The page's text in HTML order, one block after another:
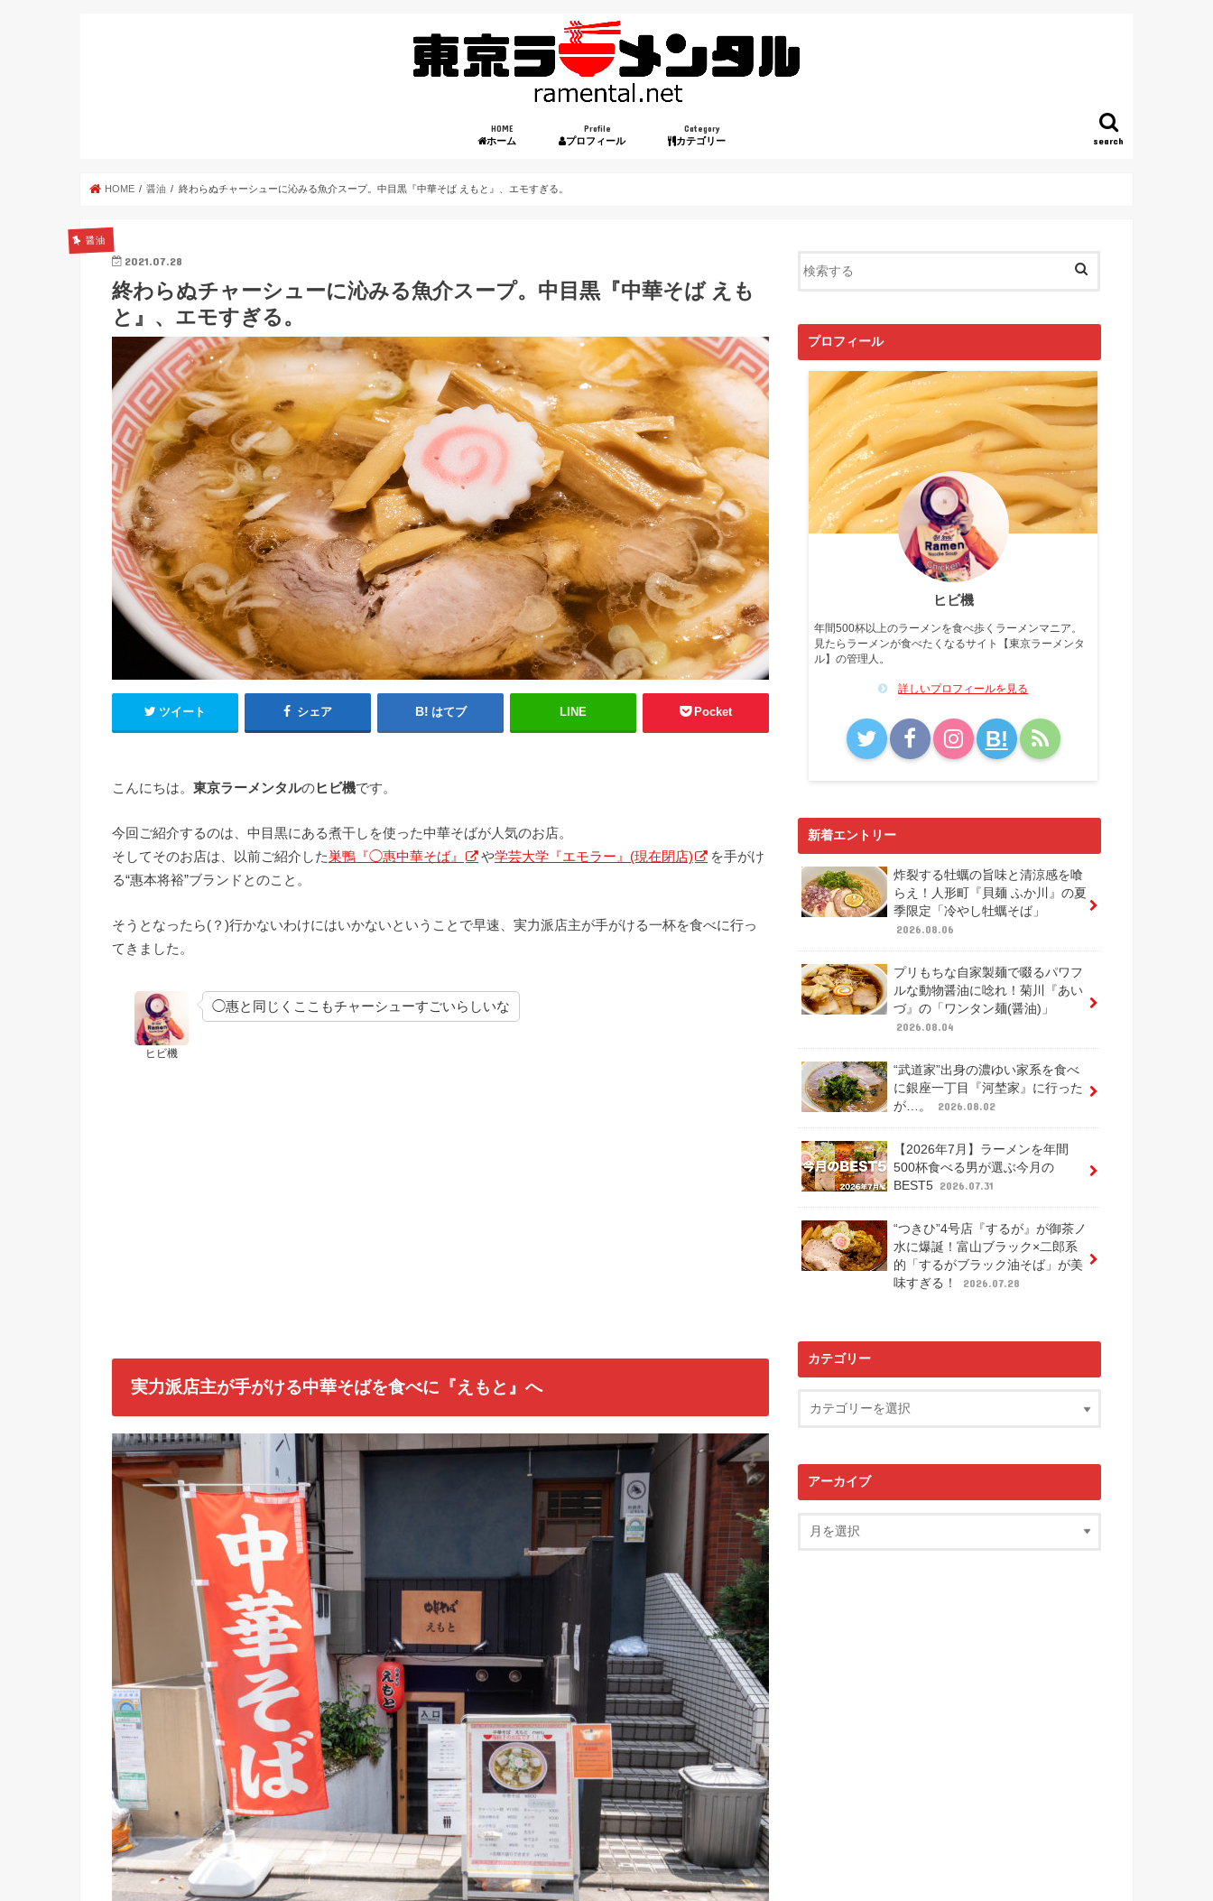
search
HOME
ホーム
Profile
プロフィール
Category
カテゴリー
HOME 醤油 終わらぬチャーシューに沁みる魚介スープ。中目黒『中華そば えもと』、エモすぎる。
醤油
2021.07.28
終わらぬチャーシューに沁みる魚介スープ。中目黒『中華そば えも
と』、エモすぎる。
ツイート シェア はてブ LINE Pocket
こんにちは。 東京ラーメンタルのヒビ機です。
今回ご紹介するのは、中目黒にある煮干しを使った中華そばが人気のお店。
そしてそのお店は、以前ご紹介した巣鴨『◯惠中華そば』 や学芸大学『エモラー』(現在閉店)
を手がけ
る“惠本将裕”ブランドとのこと。
そうとなったら(？)行かないわけにはいかないということで早速、実力派店主が手がける一杯を食べに行っ
てきました。
ヒビ機
◯惠と同じくここもチャーシューすごいらしいな
実力派店主が手がける中華そばを食べに『えもと』へ
プロフィール
ヒビ機
年間500杯以上のラーメンを食べ歩くラーメンマニア。
見たらラーメンが食べたくなるサイト【東京ラーメンタ
ル】の管理人。
詳しいプロフィールを見る
B!
新着エントリー
炸裂する牡蠣の旨味と清涼感を喰
らえ！人形町『貝麺 ふか川』の夏
季限定「冷やし牡蠣そば」
2026.08.06
プリもちな自家製麺で啜るパワフ
ルな動物醤油に唸れ！菊川『あい
づ』の「ワンタン麺(醤油)」
2026.08.04
“武道家”出身の濃ゆい家系を食べ
に銀座一丁目『河埜家』に行った
が…。
2026.08.02
【2026年7月】ラーメンを年間
500杯食べる男が選ぶ今月の
BEST5 2026.07.31
“つきひ”4号店『するが』が御茶ノ
水に爆誕！富山ブラック×二郎系
的「するがブラック油そば」が美
味すぎる！
2026.07.28
カテゴリー
アーカイブ